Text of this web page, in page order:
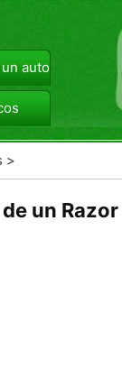
automóvil
>
un Razor